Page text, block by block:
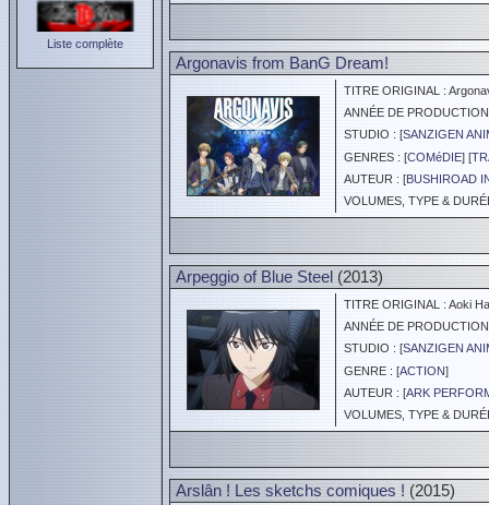
Liste complète
Argonavis from BanG Dream!
TITRE ORIGINAL :
ANNÉE DE
STUDIO : [SANZIGEN
GENRES : [COMéDIE] [
AUTEUR : [BUSHIROAD
VOLUMES, TYPE &
Arpeggio of Blue Steel (2013)
TITRE ORIGINAL : Aoki
ANNÉE DE
STUDIO : [SANZIGEN
GENRE : [ACTION]
AUTEUR : [ARK
VOLUMES, TYPE &
Arslân ! Les sketchs comiques ! (2015)